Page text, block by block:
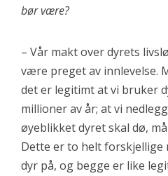
bør være?
– Vår makt over dyrets
være preget av innlevelse.
det er legitimt at vi bruker
millioner av år; at vi
øyeblikket dyret skal dø,
Dette er to helt forskjellige
dyr på, og begge er like